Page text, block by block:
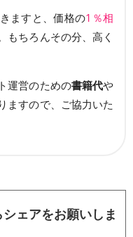
ますと、価格の1％相
もちろんその分、高く
運営のための書籍代や
ますので、ご協力いた
ェアをお願いしま